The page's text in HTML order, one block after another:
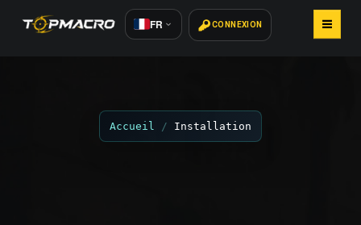
FR CONNEXION
ACHETER DES MACROS
Accueil Installation